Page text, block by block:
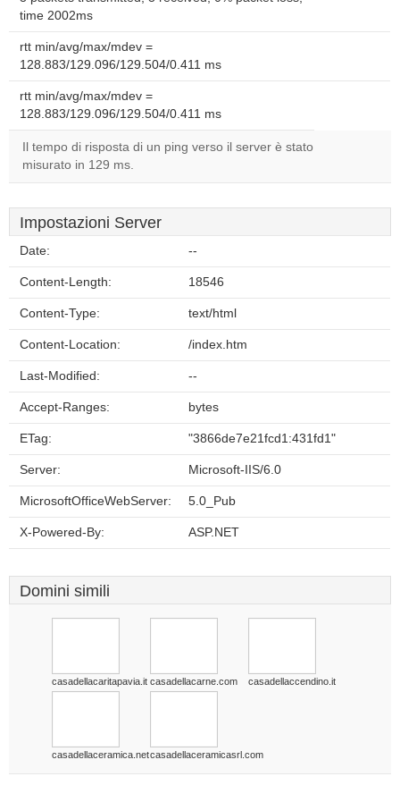
time 2002ms
rtt min/avg/max/mdev =
128.883/129.096/129.504/0.411 ms
rtt min/avg/max/mdev =
128.883/129.096/129.504/0.411 ms
Il tempo di risposta di un ping verso il server è stato
misurato in 129 ms.
Impostazioni Server
Date: --
Content-Length: 18546
Content-Type: text/html
Content-Location: /index.htm
Last-Modified: --
Accept-Ranges: bytes
ETag: "3866de7e21fcd1:431fd1"
Server: Microsoft-IIS/6.0
MicrosoftOfficeWebServer: 5.0_Pub
X-Powered-By: ASP.NET
Domini simili
casadellacaritapavia.it casadellacarne.com casadellaccendino.it
casadellaceramica.netcasadellaceramicasrl.com